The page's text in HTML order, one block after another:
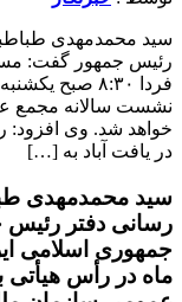
سید محمدمهدی
رئیس جمهور گفت:
فردا ۸:۳۰
نشست سالانه مجمع
خواهد شد. وی افزود:
در یافت آباد به […]
سید محمدمهدی
رسانی دفتر
ماه در رأس